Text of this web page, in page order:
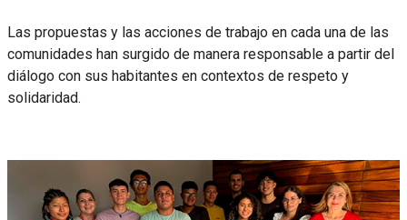
Las propuestas y las acciones de trabajo en cada una de las
comunidades han surgido de manera responsable a partir del
diálogo con sus habitantes en contextos de respeto y
solidaridad.